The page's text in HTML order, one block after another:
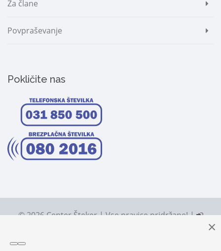
Za člane
Povpraševanje
Pokličite nas
© 2026 Center Šteker | Vse pravice pridržane! |